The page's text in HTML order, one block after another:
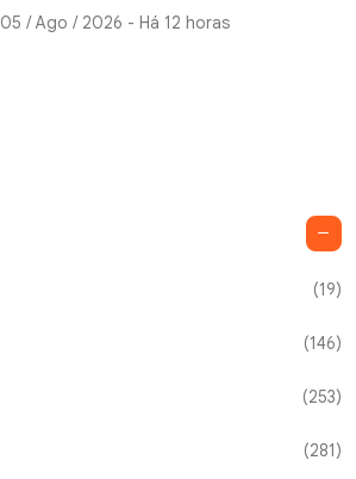
05 / Ago / 2026 - Há 12 horas
(19)
(146)
(253)
(281)